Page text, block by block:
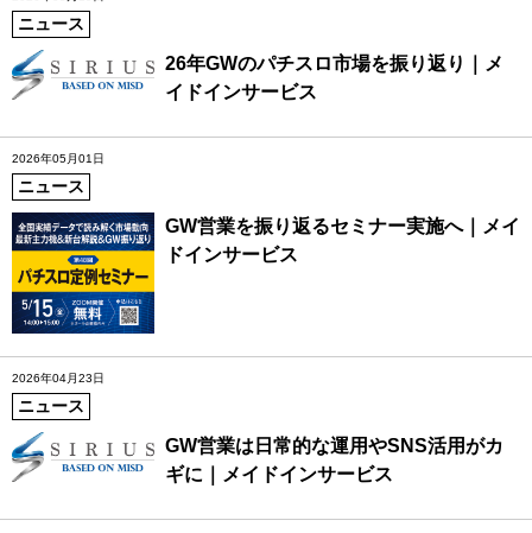
ニュース
26年GWのパチスロ市場を振り返り｜メ
イドインサービス
2026年05月01日
ニュース
GW営業を振り返るセミナー実施へ｜メイ
ドインサービス
2026年04月23日
ニュース
GW営業は日常的な運用やSNS活用がカ
ギに｜メイドインサービス